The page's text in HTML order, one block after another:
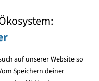
auf unserer Website so
Speichern deiner